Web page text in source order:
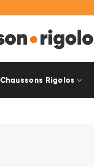
Chaussons Rigolos